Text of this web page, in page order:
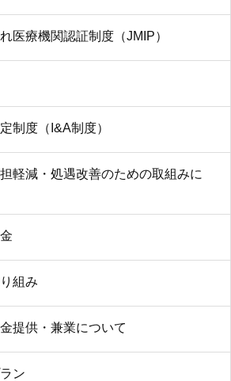
医療機関認証制度（JMIP）
制度（I&A制度）
軽減・処遇改善のための取組みに
組み
提供・兼業について
ン